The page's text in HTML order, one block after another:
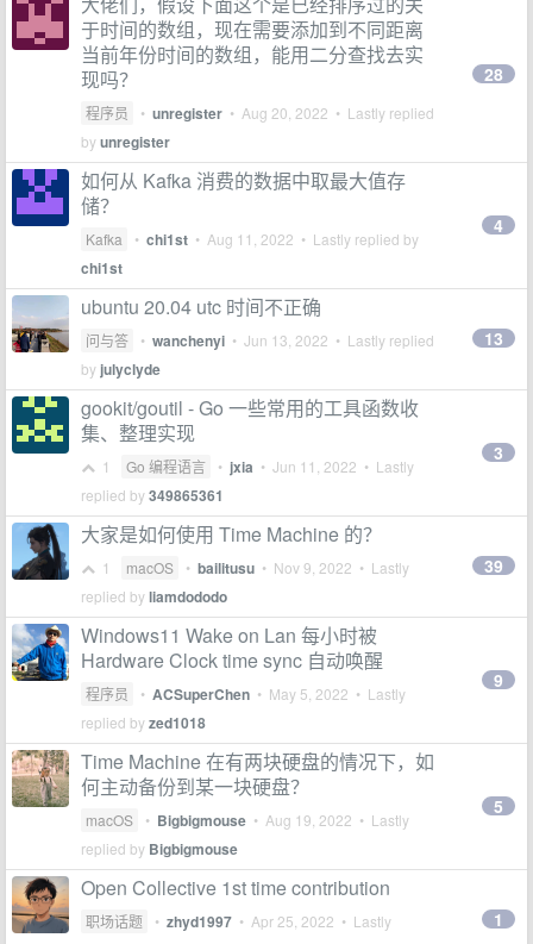
于时间的数组，现在需要添加到不同距离
当前年份时间的数组，能用二分查找去实
现吗？
程序员 • unregister • Aug 20, 2022 • Lastly replied
byunregister
28
如何从 Kafka 消费的数据中取最大值存
储？
Kafka • chi1st • Aug 11, 2022 • Lastly replied by
chi1st
4
ubuntu 20.04 utc 时间不正确
问与答 • wanchenyi • Jun 13, 2022 • Lastly replied
by julyclyde
13
gookit/goutil - Go 一些常用的工具函数收
集、整理实现
1 Go 编程语言 • jxia • Jun 11, 2022 • Lastly
replied by349865361
3
大家是如何使用 Time Machine 的？
1 macOS • bailitusu • Nov 9, 2022 • Lastly
replied byliamdododo
39
Windows11 Wake on Lan 每小时被
Hardware Clock time sync 自动唤醒
程序员 • ACSuperChen • May 5, 2022 • Lastly
replied byzed1018
9
Time Machine 在有两块硬盘的情况下，如
何主动备份到某一块硬盘？
macOS • Bigbigmouse • Aug 19, 2022 • Lastly
replied by Bigbigmouse
5
Open Collective 1st time contribution
职场话题 • zhyd1997 • Apr 25, 2022 • Lastly
1